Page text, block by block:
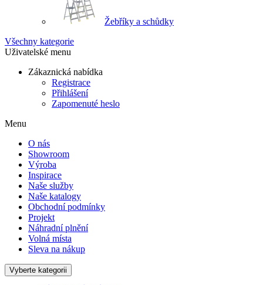
Žebříky a schůdky
Všechny kategorie
Uživatelské menu
Zákaznická nabídka
Registrace
Přihlášení
Zapomenuté heslo
Menu
O nás
Showroom
Výroba
Inspirace
Naše služby
Naše katalogy
Obchodní podmínky
Projekt
Náhradní plnění
Volná místa
Sleva na nákup
Vyberte kategorii